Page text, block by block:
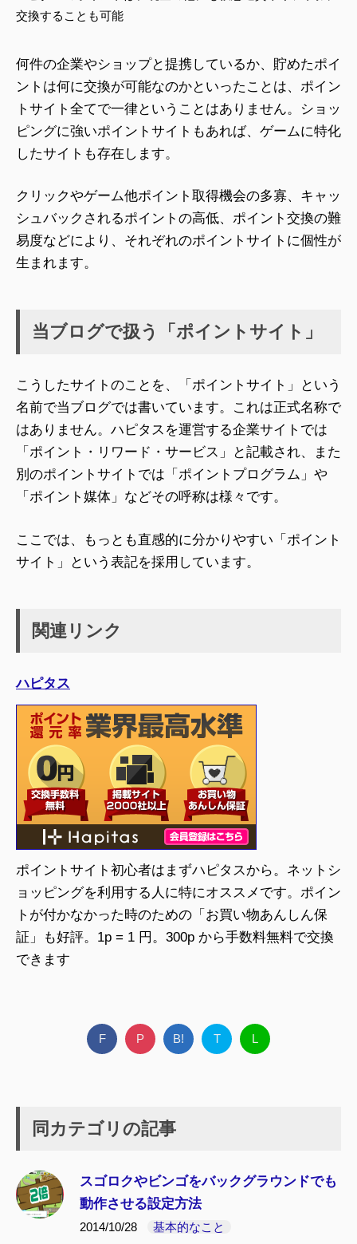
交換することも可能
何件の企業やショップと提携しているか、貯めたポイ
ントは何に交換が可能なのかといったことは、ポイン
トサイト全てで一律ということはありません。ショッ
ピングに強いポイントサイトもあれば、ゲームに特化
したサイトも存在します。
クリックやゲーム他ポイント取得機会の多寡、キャッ
シュバックされるポイントの高低、ポイント交換の難
易度などにより、それぞれのポイントサイトに個性が
生まれます。
当ブログで扱う「ポイントサイト」
こうしたサイトのことを、「ポイントサイト」という
名前で当ブログでは書いています。これは正式名称で
はありません。ハピタスを運営する企業サイトでは
「ポイント・リワード・サービス」と記載され、また
別のポイントサイトでは「ポイントプログラム」や
「ポイント媒体」などその呼称は様々です。
ここでは、もっとも直感的に分かりやすい「ポイント
サイト」という表記を採用しています。
関連リンク
ハピタス
ポイントサイト初心者はまずハピタスから。ネットシ
ョッピングを利用する人に特にオススメです。ポイン
トが付かなかった時のための「お買い物あんしん保
証」も好評。1p = 1 円。300p から手数料無料で交換
できます
F P B! T L
同カテゴリの記事
スゴロクやビンゴをバックグラウンドでも
動作させる設定方法
2014/10/28 基本的なこと